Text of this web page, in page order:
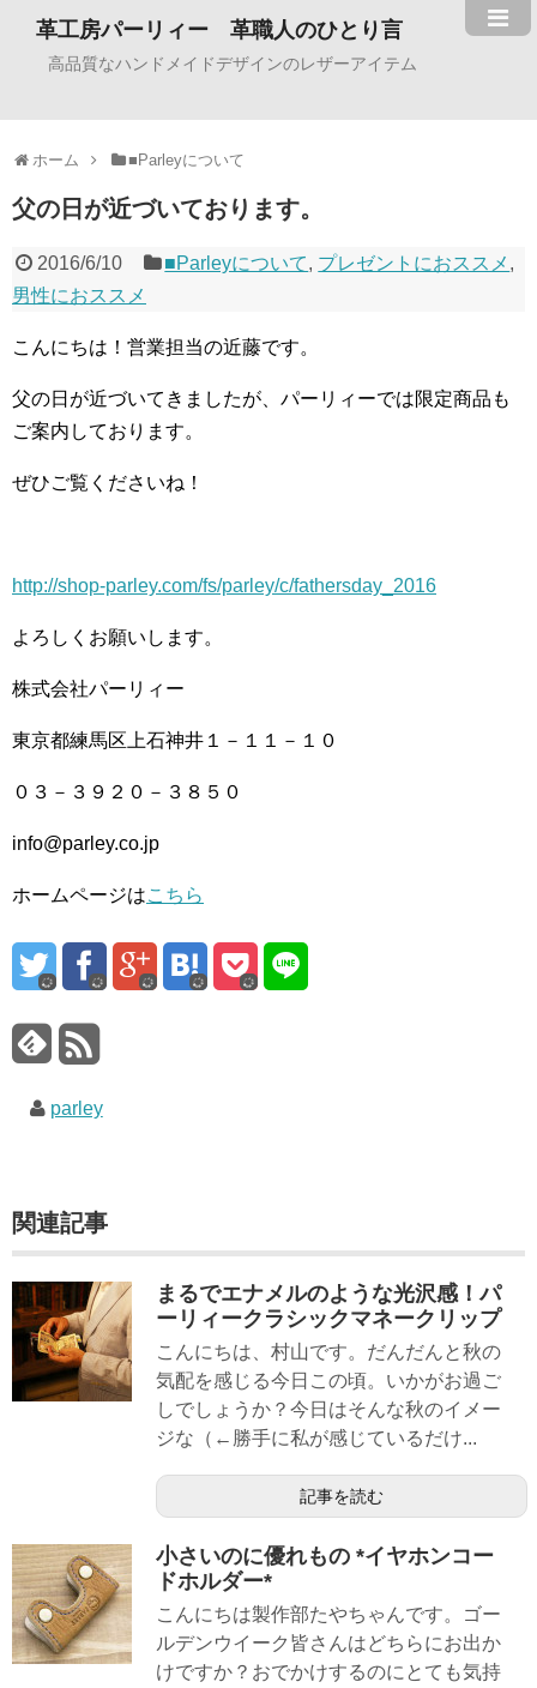
革工房パーリィー 革職人のひとり言
高品質なハンドメイドデザインのレザーアイテム
ホーム ■Parleyについて
父の日が近づいております。
2016/6/10 ■Parleyについて, プレゼントにおススメ ,
男性におススメ
こんにちは！営業担当の近藤です。
父の日が近づいてきましたが、パーリィーでは限定商品も
ご案内しております。
ぜひご覧くださいね！
http://shop-parley.com/fs/parley/c/fathersday_2016
よろしくお願いします。
株式会社パーリィー
東京都練馬区上石神井１－１１－１０
０３－３９２０－３８５０
info@parley.co.jp
ホームページはこちら
parley
関連記事
まるでエナメルのような光沢感！パ
ーリィークラシックマネークリップ
こんにちは、村山です。だんだんと秋の
気配を感じる今日この頃。いかがお過ご
しでしょうか？今日はそんな秋のイメー
ジな（←勝手に私が感じているだけ...
記事を読む
小さいのに優れもの *イヤホンコー
ドホルダー*
こんにちは製作部たやちゃんです。ゴー
ルデンウイーク皆さんはどちらにお出か
けですか？おでかけするのにとても気持